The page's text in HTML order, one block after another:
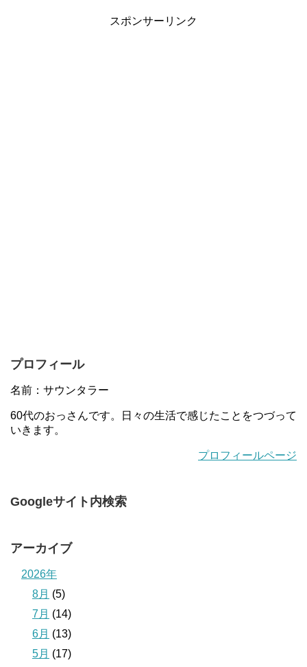
スポンサーリンク
プロフィール
名前：サウンタラー
60代のおっさんです。日々の生活で感じたことをつづって
いきます。
プロフィールページ
Googleサイト内検索
アーカイブ
2026年
8月 (5)
7月 (14)
6月 (13)
5月 (17)